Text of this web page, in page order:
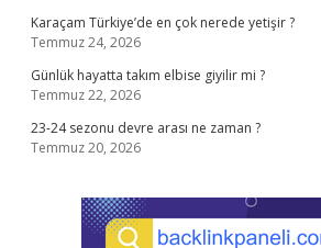
Karaçam Türkiye’de en çok nerede yetişir ?
Temmuz 24, 2026
Günlük hayatta takım elbise giyilir mi ?
Temmuz 22, 2026
23-24 sezonu devre arası ne zaman ?
Temmuz 20, 2026